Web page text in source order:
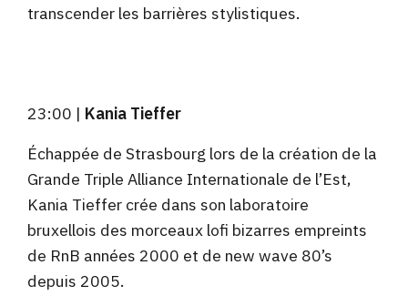
transcender les barrières stylistiques.
23:00 | Kania Tieffer
Échappée de Strasbourg lors de la création de la
Grande Triple Alliance Internationale de l’Est,
Kania Tieffer crée dans son laboratoire
bruxellois des morceaux lofi bizarres empreints
de RnB années 2000 et de new wave 80’s
depuis 2005.